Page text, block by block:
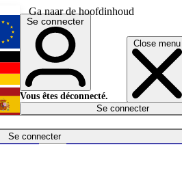
Ga naar de hoofdinhoud
Close menu
Se connecter
Économie
English
Deutsch
Español
Se connecter
Vous êtes déconnecté.
Se connecter